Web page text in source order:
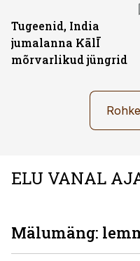
Tugeenid, India
jumalanna KālĪ
mõrvarlikud jüngrid
ELU VANAL
Mälumäng: